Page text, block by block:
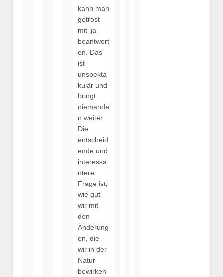
kann man
getrost
mit ‚ja‘
beantwort
en. Das
ist
unspekta
kulär und
bringt
niemande
n weiter.
Die
entscheid
ende und
interessa
ntere
Frage ist,
wie gut
wir mit
den
Änderung
en, die
wir in der
Natur
bewirken